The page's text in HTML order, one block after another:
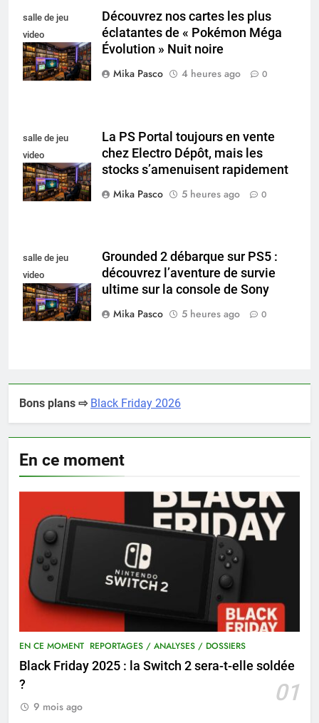
salle de jeu
video
collectionneur
Découvrez nos cartes les plus
éclatantes de « Pokémon Méga
Évolution » Nuit noire
Mika Pasco
4 heures ago 0
salle de jeu
video
collectionneur
La PS Portal toujours en vente
chez Electro Dépôt, mais les
stocks s’amenuisent rapidement
Mika Pasco
5 heures ago 0
salle de jeu
video
collectionneur
Grounded 2 débarque sur PS5 :
découvrez l’aventure de survie
ultime sur la console de Sony
Mika Pasco
5 heures ago 0
Bons plans ⇨ Black Friday 2026
En ce moment
EN CE MOMENT REPORTAGES / ANALYSES / DOSSIERS
Black Friday 2025 : la Switch 2 sera-t-elle soldée
?
01
9 mois ago